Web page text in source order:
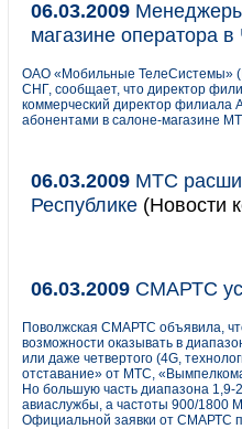
06.03.2009
магазине оператора
ОАО «Мобильные ТелеСистемы»
СНГ, сообщает, что директор
коммерческий директор филиала
абонентами в салоне-магазине
06.03.2009 МТС
Республике (Новости
06.03.2009 СМАРТС
Поволжская СМАРТС объявила,
возможности оказывать в
или даже четвертого (4G,
отставание» от МТС,
Но большую часть диапазона 1,9-
авиаслужбы, а частоты 900/1800
Официальной заявки от СМАРТС